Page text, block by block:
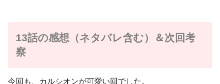
13話の感想（ネタバレ含む）＆次回考
察
今回も、カルシオンが可愛い回でした。